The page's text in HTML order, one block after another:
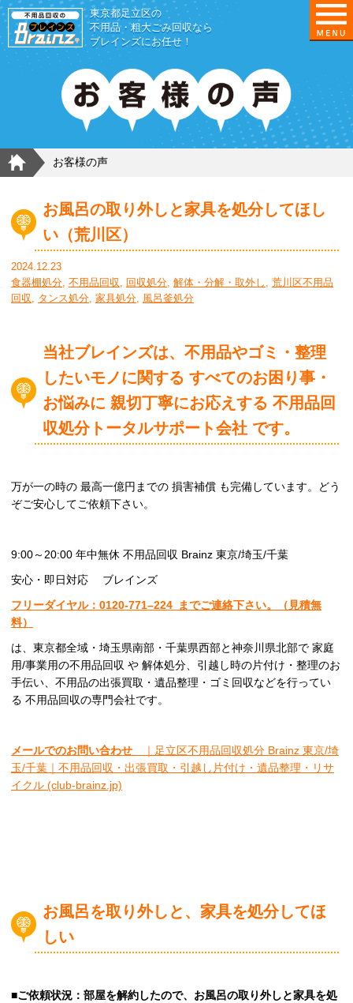
東京都足立区の
不用品・粗大ごみ回収なら
ブレインズにお任せ！
HOME
お客様の声
お風呂の取り外しと家具を処分してほし
い（荒川区）
2024.12.23
食器棚処分, 不用品回収, 回収処分, 解体・分解・取外し , 荒川区不用品
回収, タンス処分, 家具処分, 風呂釜処分
当社ブレインズは、不用品やゴミ・整理
したいモノに関する すべてのお困り事・
お悩みに 親切丁寧にお応えする 不用品回
収処分トータルサポート会社 です。
万が一の時の 最高一億円までの 損害補償 も完備しています。どう
ぞご安心してご依頼下さい。
9:00～20:00 年中無休 不用品回収 Brainz 東京/埼玉/千葉
安心・即日対応 ブレインズ
フリーダイヤル：0120-771–224 までご連絡下さい。
（見積無
料）
は、東京都全域・埼玉県南部・千葉県西部と神奈川県北部で 家庭
用/事業用の不用品回収 や 解体処分、引越し時の片付け・整理のお
手伝い、不用品の出張買取・遺品整理・ゴミ回収などを行ってい
る 不用品回収の専門会社です。
メールでのお問い合わせ
｜足立区不用品回収処分 Brainz 東京/埼
玉/千葉｜不用品回収・出張買取・引越し片付け・遺品整理・リサ
イクル (club-brainz.jp)
お風呂を取り外しと、家具を処分してほ
しい
■ご依頼状況：部屋を解約したので、お風呂の取り外しと家具を処